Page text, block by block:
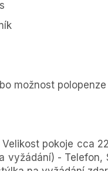
možnost
pokoje cca
vyžádání) - Telefon,